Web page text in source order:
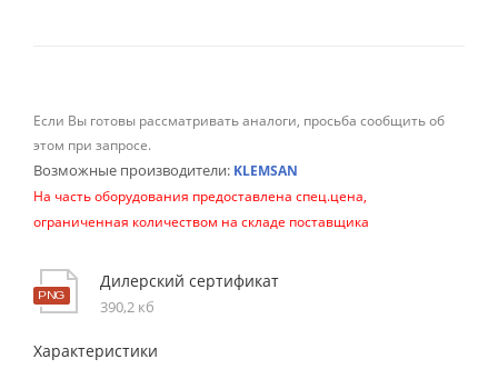
Если Вы готовы рассматривать аналоги, просьба сообщить об
этом при запросе.
Возможные производители: KLEMSAN
На часть оборудования предоставлена спец.цена,
ограниченная количеством на складе поставщика
Дилерский сертификат
390,2 кб
Характеристики